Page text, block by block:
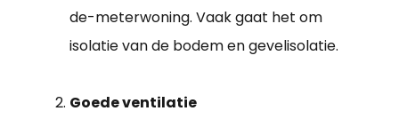
de-meterwoning. Vaak gaat het om
isolatie van de bodem en gevelisolatie.
Goede ventilatie